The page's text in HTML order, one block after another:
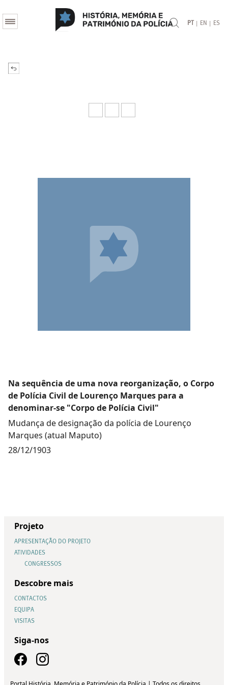
PT | EN | ES
Na sequência de uma nova reorganização, o Corpo
de Polícia Civil de Lourenço Marques para a
denominar-se "Corpo de Polícia Civil"
Mudança de designação da polícia de Lourenço
Marques (atual Maputo)
28/12/1903
Projeto
APRESENTAÇÃO DO PROJETO
ATIVIDADES
CONGRESSOS
Descobre mais
CONTACTOS
EQUIPA
VISITAS
Siga-nos